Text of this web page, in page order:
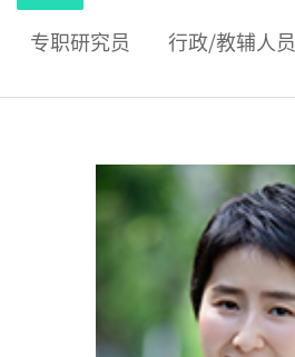
专职研究员 行政/教辅人员